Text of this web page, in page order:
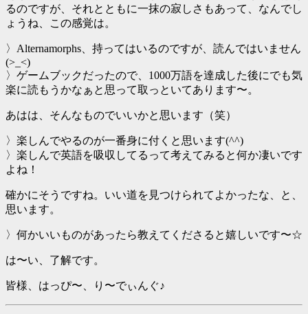
るのですが、それとともに一抹の寂しさもあって、なんでし
ょうね、この感覚は。
〉Alternamorphs、持ってはいるのですが、読んではいません
(>_<)
〉ゲームブックだったので、1000万語を達成した後にでも気
楽に読もうかなぁと思って取っといてあります〜。
あはは、そんなものでいいかと思います（笑）
〉楽しんでやるのが一番身に付くと思います(^^)
〉楽しんで英語を吸収してるって考えてみると何か凄いです
よね！
確かにそうですね。いい道を見つけられてよかったな、と、
思います。
〉何かいいものがあったら教えてくださると嬉しいです〜☆
は〜い、了解です。
皆様、はっぴ〜、り〜でぃんぐ♪